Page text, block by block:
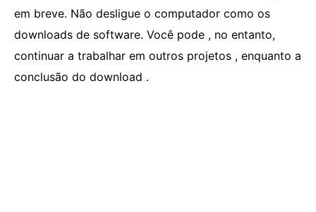
em breve. Não desligue o computador como os
downloads de software. Você pode , no entanto,
continuar a trabalhar em outros projetos , enquanto a
conclusão do download .